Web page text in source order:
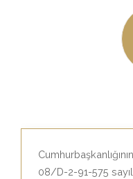
08/D-2-91-575